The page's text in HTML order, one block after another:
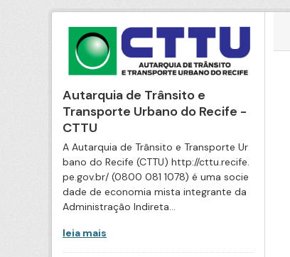
Autarquia de Trânsito e
Transporte Urbano do Recife -
CTTU
A Autarquia de Trânsito e Transporte Ur
bano do Recife (CTTU) http://cttu.recife.
pe.gov.br/ (0800 081 1078) é uma socie
dade de economia mista integrante da
Administração Indireta...
leia mais